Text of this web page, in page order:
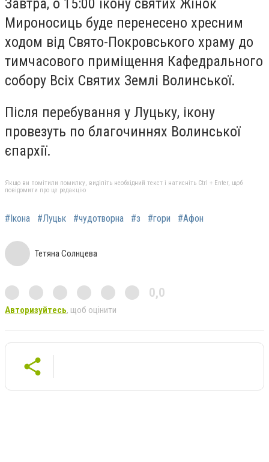
Завтра, о 15:00 ікону святих Жінок
Мироносиць буде перенесено хресним
ходом від Свято-Покровського храму до
тимчасового приміщення Кафедрального
собору Всіх Святих Землі Волинської.
Після перебування у Луцьку, ікону
провезуть по благочиннях Волинської
єпархії.
Якщо ви помітили помилку, виділіть необхідний текст і натисніть Ctrl + Enter, щоб
повідомити про це редакцію
#Ікона #Луцьк #чудотворна #з #гори #Афон
Тетяна Солнцева
0,0
Авторизуйтесь, щоб оцінити